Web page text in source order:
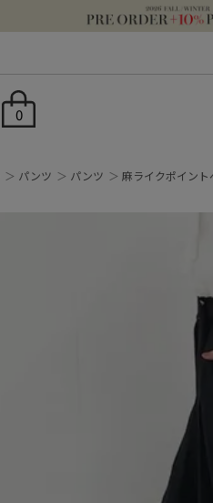
0
パンツ パンツ 麻ライクポイン